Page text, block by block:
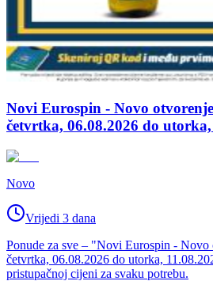
Novi Eurospin - Novo
četvrtka, 06.08.2026 do utorka,
Novo
Vrijedi 3 dana
Ponude za sve – "Novi Eurospin - Novo
četvrtka, 06.08.2026 do utorka,
pristupačnoj cijeni za svaku potrebu.